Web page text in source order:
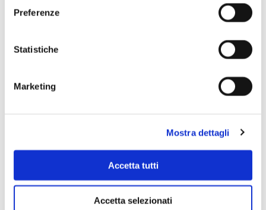
Preferenze
Statistiche
Marketing
Mostra dettagli
Accetta tutti
Accetta selezionati